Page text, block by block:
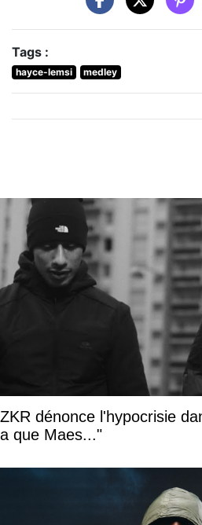
Tags :
hayce-lemsi medley
ZKR dénonce l'hypocrisie
a que Maes..."